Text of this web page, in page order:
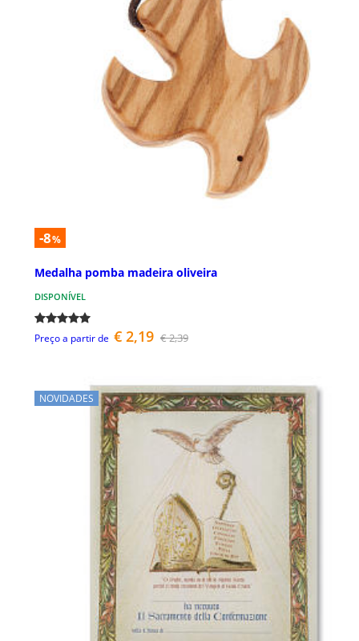
-8%
Medalha pomba madeira oliveira
DISPONÍVEL
Preço a partir de € 2,19 € 2,39
NOVIDADES